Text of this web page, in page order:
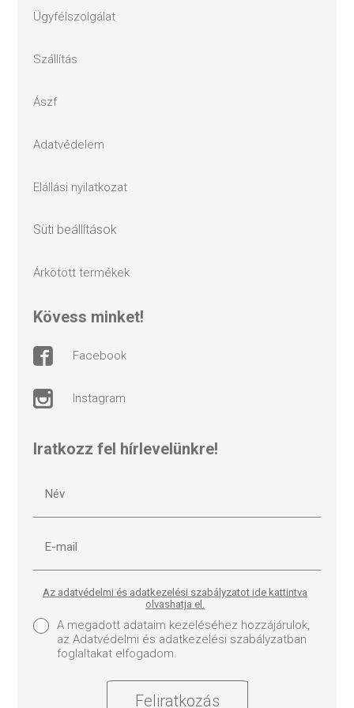
ügyfélszolgálat
szállítás
ászf
adatvédelem
elállási nyilatkozat
süti beállítások
árkötött termékek
kövess minket!
facebook
instagram
Iratkozz fel hírlevelünkre!
Az adatvédelmi és adatkezelési szabályzatot ide kattintva
olvashatja el.
A megadott adataim kezeléséhez hozzájárulok,
az Adatvédelmi és adatkezelési szabályzatban
foglaltakat elfogadom.
Feliratkozás